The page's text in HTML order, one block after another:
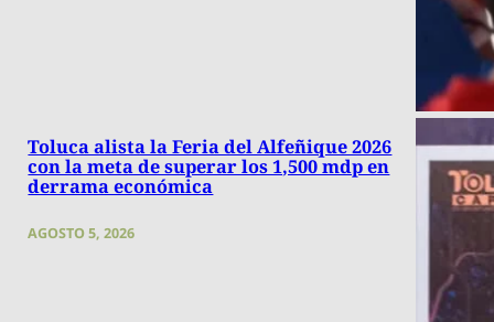
Toluca alista la Feria del Alfeñique 2026
con la meta de superar los 1,500 mdp en
derrama económica
AGOSTO 5, 2026